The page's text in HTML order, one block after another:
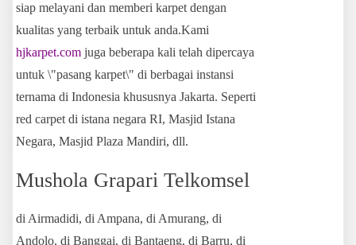
siap melayani dan memberi karpet dengan
kualitas yang terbaik untuk anda.Kami
hjkarpet.com juga beberapa kali telah dipercaya
untuk \"pasang karpet\" di berbagai instansi
ternama di Indonesia khususnya Jakarta. Seperti
red carpet di istana negara RI, Masjid Istana
Negara, Masjid Plaza Mandiri, dll.
Mushola Grapari Telkomsel
di Airmadidi, di Ampana, di Amurang, di
Andolo, di Banggai, di Bantaeng, di Barru, di